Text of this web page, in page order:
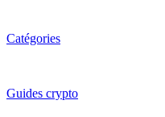
Catégories
Guides crypto